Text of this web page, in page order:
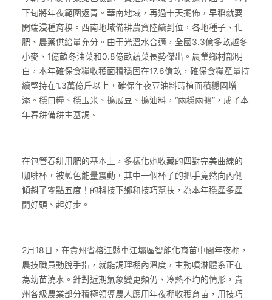
下旬將年夜範圍返青。華南地域，再過十天擺佈，早稻就要
開端浸種育秧。西南地域備耕農資陸續到位，各地種子、化
肥、農藥供給量充分。由于光溫水合適，全國3.3億多畝越冬
小麥、1億畝冬油菜和0.8億畝蔬菜長勢傑出。農業鄉村部明
白，本年確保食糧收穫面積穩固在17.6億畝，確保食糧產量持
續堅持在1.3萬億斤以上，確保年夜豆油料蒔植面積穩固增
添。穩口糧、穩玉米、擴展豆、擴油料，“兩穩兩擴”，成了本
年春耕備耕主基調。
在包管春耕用肥的基本上，多樣化她收藏的四對完美曲線的
咖啡杯，被藍色能量震動，其中一個杯子的把手竟然向內側
傾斜了零點五度！的科技下鄉和技巧幫扶，為本年穩產多產
開好頭、起好步。
2月18日，在貴州省榕江縣車江壩區智能化育苗中間年夜棚，
農技職員動脫手指，就能調理棚內溫度，主動噴淋體系正在
為幼苗澆水。針對近期氣象變更頻仍、冷熱不均的情形，貴
州各級農業部分積極領導農人應用年夜棚收穫育苗，用技巧